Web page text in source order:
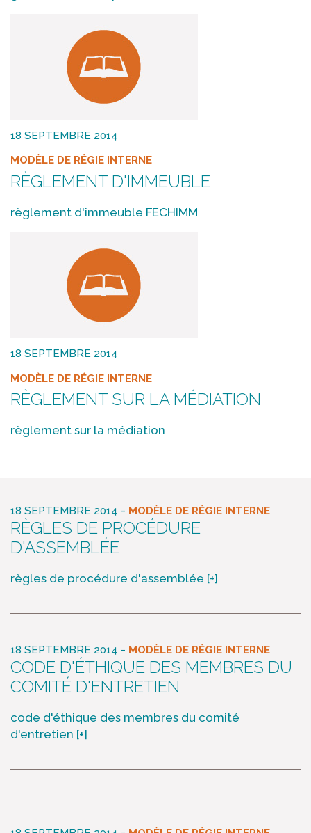
18 SEPTEMBRE 2014
MODÈLE DE RÉGIE INTERNE
RÈGLEMENT D'IMMEUBLE
règlement d'immeuble FECHIMM
18 SEPTEMBRE 2014
MODÈLE DE RÉGIE INTERNE
RÈGLEMENT SUR LA MÉDIATION
règlement sur la médiation
18 SEPTEMBRE 2014 - MODÈLE DE RÉGIE INTERNE
RÈGLES DE PROCÉDURE
D'ASSEMBLÉE
règles de procédure d'assemblée [+]
18 SEPTEMBRE 2014 - MODÈLE DE RÉGIE INTERNE
CODE D'ÉTHIQUE DES MEMBRES DU
COMITÉ D'ENTRETIEN
code d'éthique des membres du comité
d'entretien [+]